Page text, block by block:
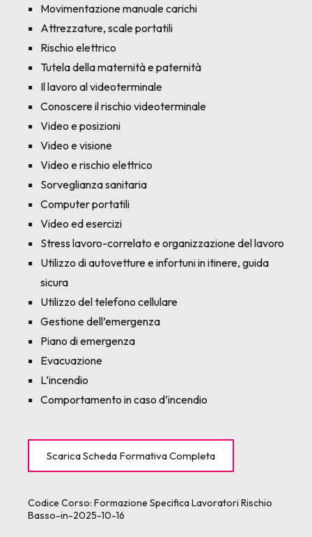
Movimentazione manuale carichi
Attrezzature, scale portatili
Rischio elettrico
Tutela della maternità e paternità
Il lavoro al videoterminale
Conoscere il rischio videoterminale
Video e posizioni
Video e visione
Video e rischio elettrico
Sorveglianza sanitaria
Computer portatili
Video ed esercizi
Stress lavoro-correlato e organizzazione del lavoro
Utilizzo di autovetture e infortuni in itinere, guida
sicura
Utilizzo del telefono cellulare
Gestione dell’emergenza
Piano di emergenza
Evacuazione
L’incendio
Comportamento in caso d’incendio
Scarica Scheda Formativa Completa
Codice Corso: Formazione Specifica Lavoratori Rischio
Basso-in-2025-10-16